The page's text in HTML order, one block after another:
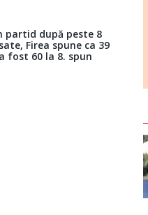
după peste 8
Firea spune ca 39
fost 60 la 8. spun